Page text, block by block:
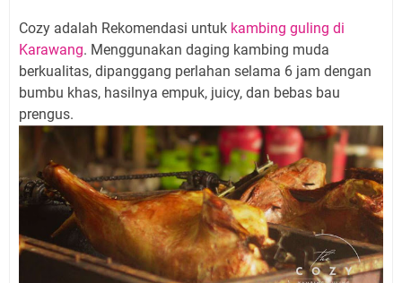
Cozy adalah Rekomendasi untuk kambing guling di
Karawang. Menggunakan daging kambing muda
berkualitas, dipanggang perlahan selama 6 jam dengan
bumbu khas, hasilnya empuk, juicy, dan bebas bau
prengus.